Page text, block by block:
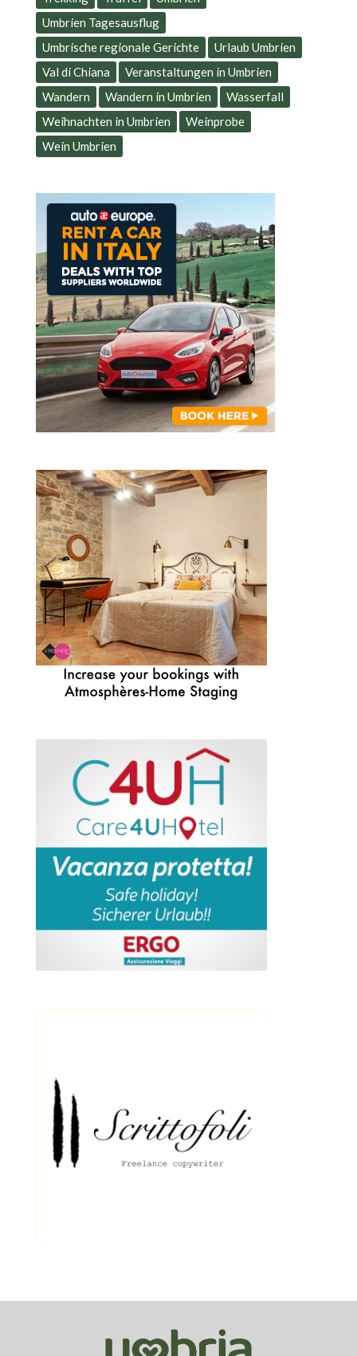
Umbrien Tagesausflug
Umbrische regionale Gerichte
Urlaub Umbrien
Val di Chiana
Veranstaltungen in Umbrien
Wandern
Wandern in Umbrien
Wasserfall
Weihnachten in Umbrien
Weinprobe
Wein Umbrien